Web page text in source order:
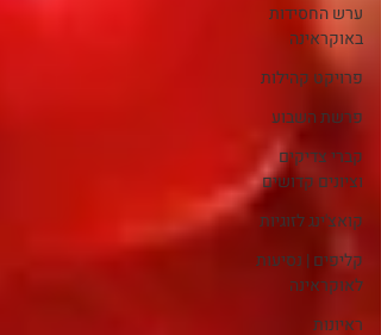
ערש החסידות
באוקראינה
פרויקט קהילות
פרשת השבוע
קברי צדיקים
וציונים קדושים
קואצ'ינג לזוגיות
קליפים | נסיעות
לאוקראינה
ראיונות